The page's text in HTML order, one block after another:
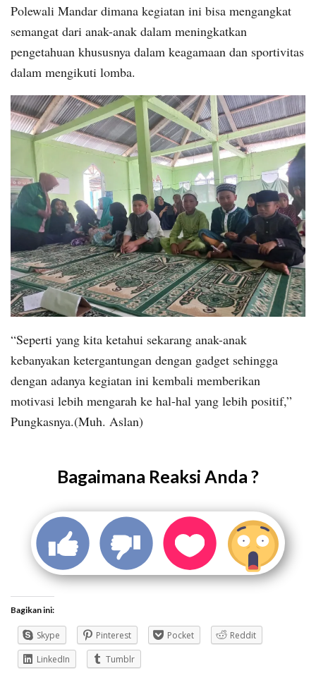
Polewali Mandar dimana kegiatan ini bisa mengangkat
semangat dari anak-anak dalam meningkatkan
pengetahuan khususnya dalam keagamaan dan sportivitas
dalam mengikuti lomba.
“Seperti yang kita ketahui sekarang anak-anak
kebanyakan ketergantungan dengan gadget sehingga
dengan adanya kegiatan ini kembali memberikan
motivasi lebih mengarah ke hal-hal yang lebih positif,”
Pungkasnya.(Muh. Aslan)
Bagaimana Reaksi Anda ?
Bagikan ini:
Skype Pinterest Pocket
Reddit
LinkedIn
Tumblr